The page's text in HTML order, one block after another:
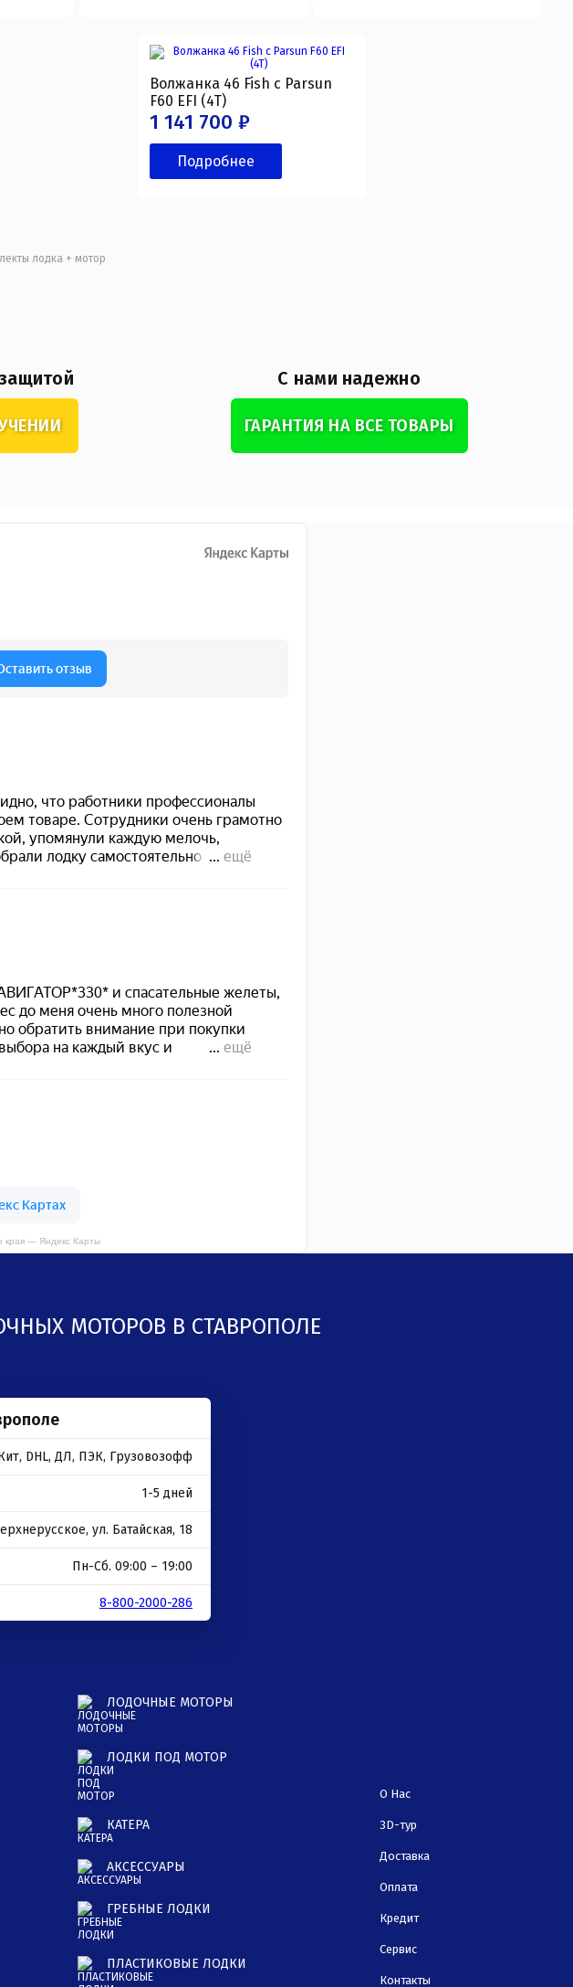
Волжанка 46 Fish с Parsun
F60 EFI (4T)
1 141 700 ₽
Подробнее
С нами надежно
ГАРАНТИЯ НА ВСЕ ТОВАРЫ
края — Яндекс Карты
МОТОРОВ В СТАВРОПОЛЕ
DHL, ДЛ, ПЭК, Грузовозофф
1-5 дней
ул. Батайская, 18
Пн-Сб. 09:00 – 19:00
8-800-2000-286
ЛОДОЧНЫЕ МОТОРЫ
ЛОДКИ ПОД МОТОР
КАТЕРА
АКСЕССУАРЫ
ГРЕБНЫЕ ЛОДКИ
ПЛАСТИКОВЫЕ ЛОДКИ
О Нас
3D-тур
Доставка
Оплата
Кредит
Сервис
Контакты